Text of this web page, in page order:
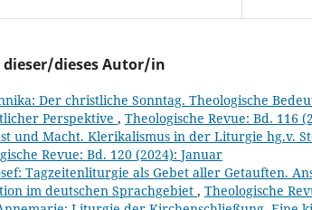
dieses Autor/in
Der christliche Sonntag. Theologische
Perspektive , Theologische Revue: Bd. 116
und Macht. Klerikalismus in der Liturgie hg.v.
Revue: Bd. 120 (2024): Januar
Tagzeitenliturgie als Gebet aller Getauften.
im deutschen Sprachgebiet , Theologische